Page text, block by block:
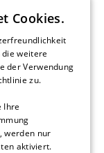
Rotalgen
die steile
Schnee
Strandurlaub
18 Unterkünfte
Strandurlaub
Cookies.
weitere
der Verwendung
zu.
Ihre
werden nur
aktiviert.